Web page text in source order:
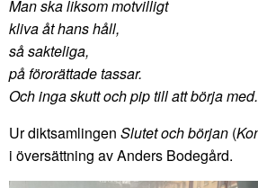
Man ska liksom motvilligt
kliva åt hans håll,
så sakteliga,
på förorättade tassar.
Och inga skutt och pip till att börja med.
Ur diktsamlingen Slutet och början (
i översättning av Anders Bodegård.